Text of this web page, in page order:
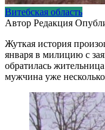
Витебская область
Автор Редакция
Жуткая история
января в милицию с
обратилась
мужчина уже